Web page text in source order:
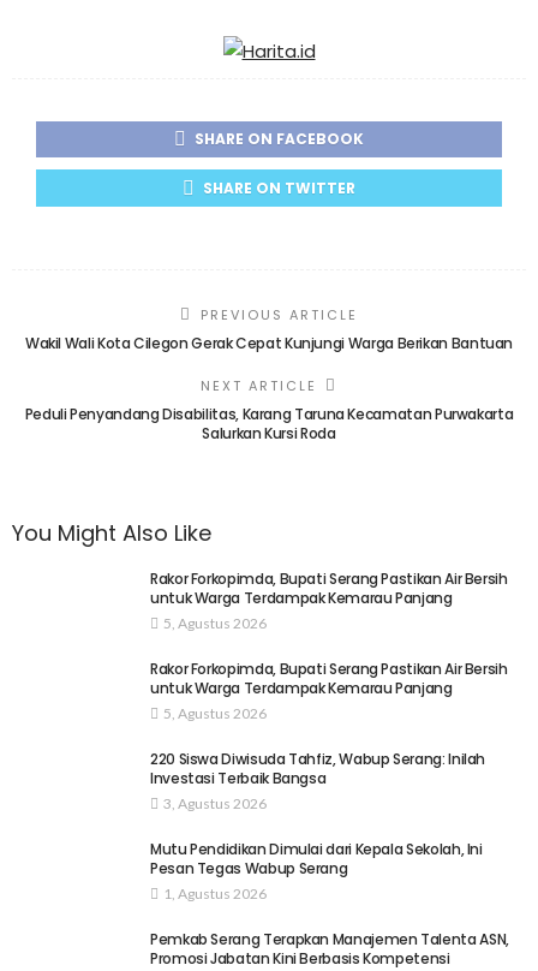
SHARE ON FACEBOOK
SHARE ON TWITTER
PREVIOUS ARTICLE
Wakil Wali Kota Cilegon Gerak Cepat Kunjungi Warga Berikan Bantuan
NEXT ARTICLE
Peduli Penyandang Disabilitas, Karang Taruna Kecamatan Purwakarta
Salurkan Kursi Roda
You Might Also Like
Rakor Forkopimda, Bupati Serang Pastikan Air Bersih
untuk Warga Terdampak Kemarau Panjang
5, Agustus 2026
Rakor Forkopimda, Bupati Serang Pastikan Air Bersih
untuk Warga Terdampak Kemarau Panjang
5, Agustus 2026
220 Siswa Diwisuda Tahfiz, Wabup Serang: Inilah
Investasi Terbaik Bangsa
3, Agustus 2026
Mutu Pendidikan Dimulai dari Kepala Sekolah, Ini
Pesan Tegas Wabup Serang
1, Agustus 2026
Pemkab Serang Terapkan Manajemen Talenta ASN,
Promosi Jabatan Kini Berbasis Kompetensi